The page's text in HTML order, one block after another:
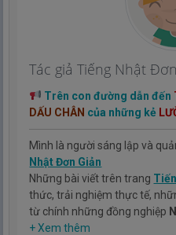
Tác giả Tiếng Nhật
Trên con đường dẫn đến
DẤU CHÂN của những kẻ
Mình là người sáng lập và
Nhật Đơn Giản
Những bài viết trên trang
thức, trải nghiệm thực tế,
từ chính những đồng nghiệp
Hy vọng rằng kinh nghiệm
+ Xem thêm